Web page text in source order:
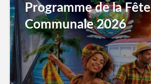
Programme de la Fête
Communale 2026